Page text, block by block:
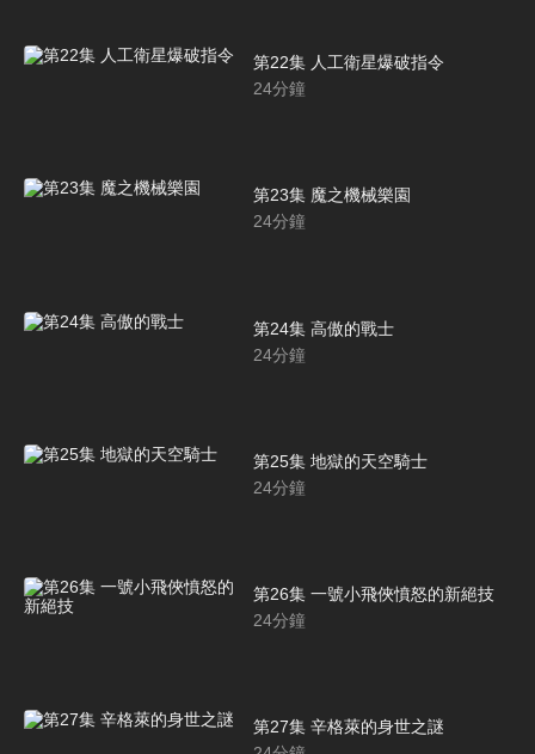
第22集 人工衛星爆破指令
24分鐘
第23集 魔之機械樂園
24分鐘
第24集 高傲的戰士
24分鐘
第25集 地獄的天空騎士
24分鐘
第26集 一號小飛俠憤怒的新絕技
24分鐘
第27集 辛格萊的身世之謎